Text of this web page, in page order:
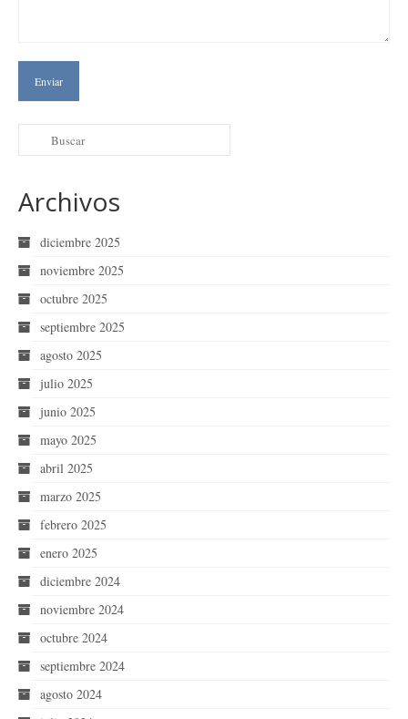
Archivos
diciembre 2025
noviembre 2025
octubre 2025
septiembre 2025
agosto 2025
julio 2025
junio 2025
mayo 2025
abril 2025
marzo 2025
febrero 2025
enero 2025
diciembre 2024
noviembre 2024
octubre 2024
septiembre 2024
agosto 2024